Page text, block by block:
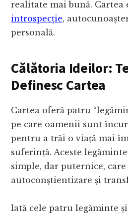
realitate mai bună. Cartea
introspecție,
personală.
Călătoria Ideilor:
Definesc Cartea
Cartea oferă patru
pe care oamenii sunt
pentru a trăi o viață mai
suferință. Aceste
simple, dar puternice,
autoconștientizare și
Iată cele patru legăminte